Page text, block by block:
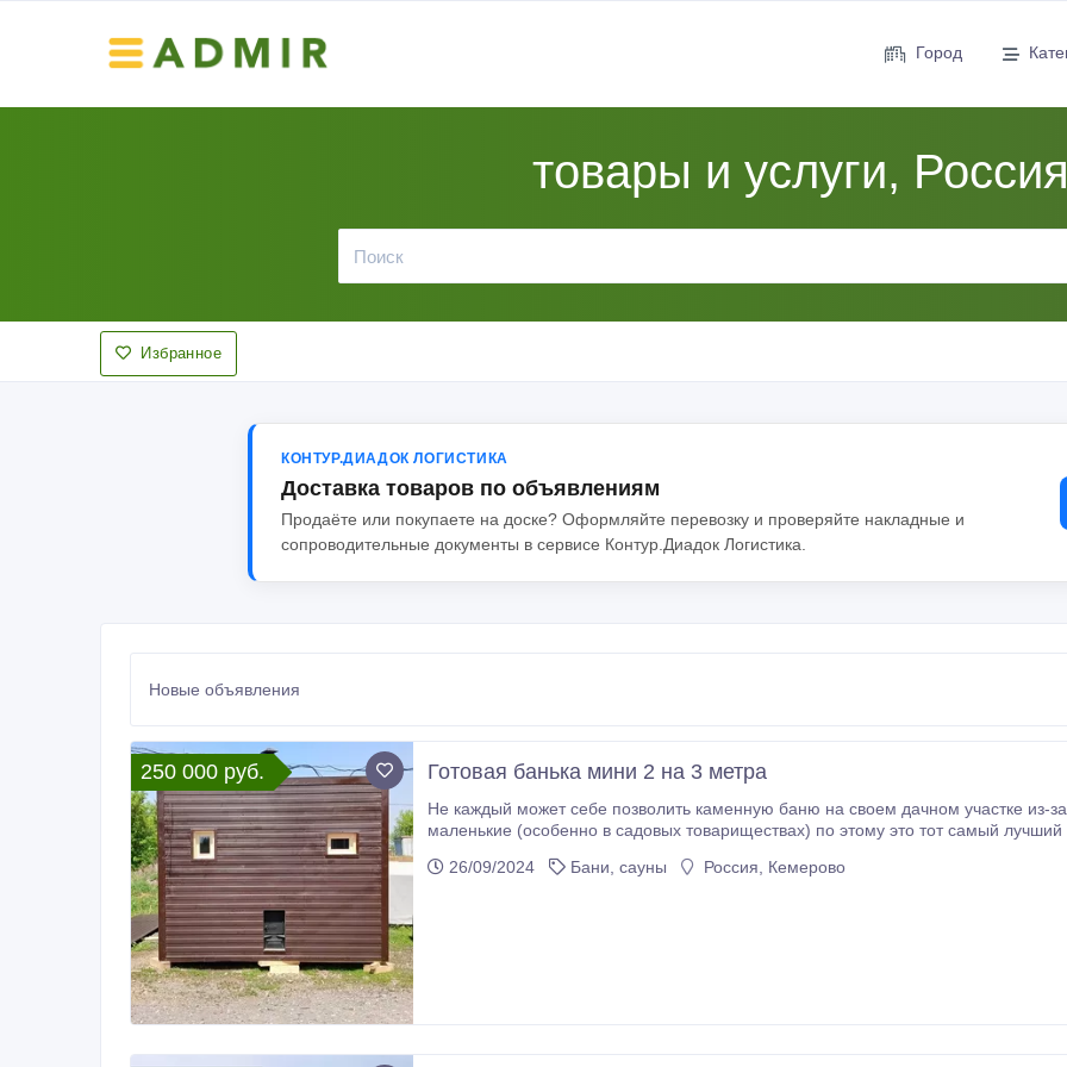
Город
товары и услуги, Россия
Избранное
КОНТУР.ДИАДОК ЛОГИСТИКА
Доставка товаров по объявлениям
Продаёте или покупаете на доске? Оформляйте перевозку и проверяйте накладные и
сопроводительные документы в сервисе Контур.Диадок Логистика.
Новые объявления
250 000 руб. Готовая банька мини 2 на 3 метра
Не каждый может себе позволить каменную баню на своем дачном участке из-за размеров, как правило
маленькие (особенно в садовых товариществах) по этому это тот самый лучший вариант
не ограничен ? Дешевле обычной бани минимум в ДВА РАЗА! ? Отсутствует
26/09/2024 Бани, сауны Россия, Кемерово